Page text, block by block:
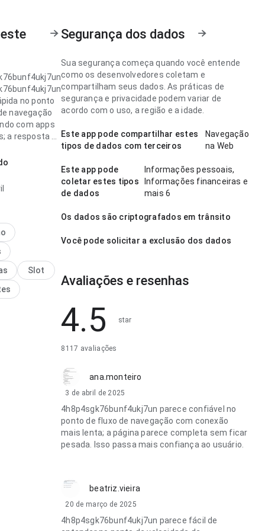
no ponto
navegação
com apps
a resposta é
impressão
algo
de
antes de
os
fáceis de
Isso passa
ao
Slot
Segurança dos dados
Sua segurança começa quando você entende
como os desenvolvedores coletam e
compartilham seus dados. As práticas de
segurança e privacidade podem variar de
acordo com o uso, a região e a idade.
Este app pode compartilhar estes
tipos de dados com terceiros
Navegação
na Web
Este app pode
coletar estes tipos
de dados
Informações pessoais,
Informações financeiras e
mais 6
Os dados são criptografados em trânsito
Você pode solicitar a exclusão dos dados
Avaliações e resenhas
4.5 star
8117 avaliações
ana.monteiro
3 de abril de 2025
4h8p4sgk76bunf4ukj7un parece confiável no
ponto de fluxo de navegação com conexão
mais lenta; a página parece completa sem ficar
pesada. Isso passa mais confiança ao usuário.
beatriz.vieira
20 de março de 2025
4h8p4sgk76bunf4ukj7un parece fácil de